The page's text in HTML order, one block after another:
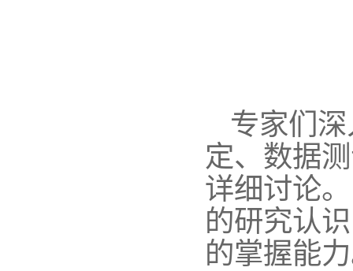
专家们
定、数据
详细讨论
的研究认
的掌握能